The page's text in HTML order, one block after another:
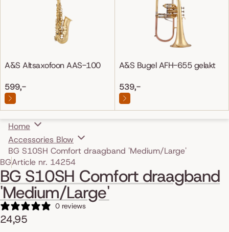
A&S Altsaxofoon AAS-100
599,-
A&S Bugel AFH-655 gelakt
539,-
Home
Accessories Blow
BG S10SH Comfort draagband 'Medium/Large'
Skip to product information
BGArticle nr. 14254
BG S10SH Comfort draagband
'Medium/Large'
0 reviews
24,95